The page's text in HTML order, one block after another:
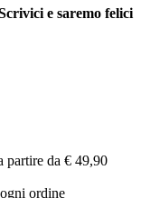
e saremo felici
partire da € 49,90
ordine